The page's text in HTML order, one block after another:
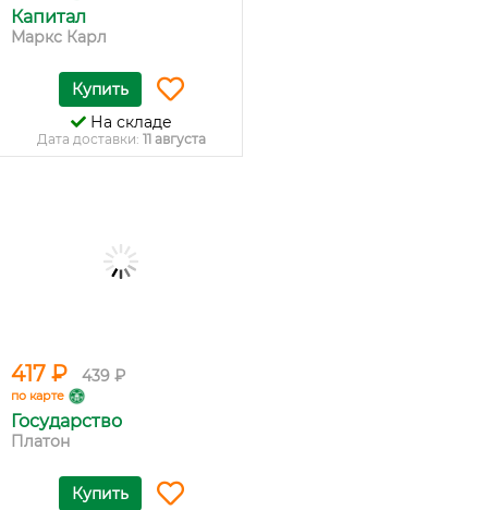
Капитал
Маркс Карл
Купить
На складе
Дата доставки: 11 августа
417 ₽ 439 ₽
по карте
Государство
Платон
Купить